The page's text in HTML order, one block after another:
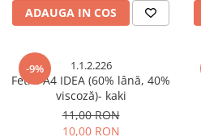
Accesorii indosariat
Accesorii panouri, table
Buretiere
Caiet mecanic, Clipboard
Ecusoane
Mape, Folii plastice
Uscatoare
Dozatoare
Sticla
Modelaj
Polistiren
Pasta de crapare
Pudra cu efect de catifea
Transfer
Scoala & Arta
Aparate, unelte
Cuttere, foarfeci
Lipit
Modelaj, pictat
Perforatoare
ADAUGA IN COS
-9% 1.1.2.226
Fetru A4 IDEA (60% lână, 40%
viscoză)- kaki
11,00 RON
10,00 RON